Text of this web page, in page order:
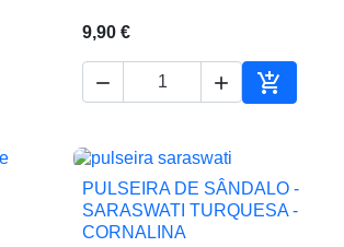
9,90 €
  
Adicionar
 Vista rápida
PULSEIRA DE SÂNDALO -
SARASWATI TURQUESA -
CORNALINA